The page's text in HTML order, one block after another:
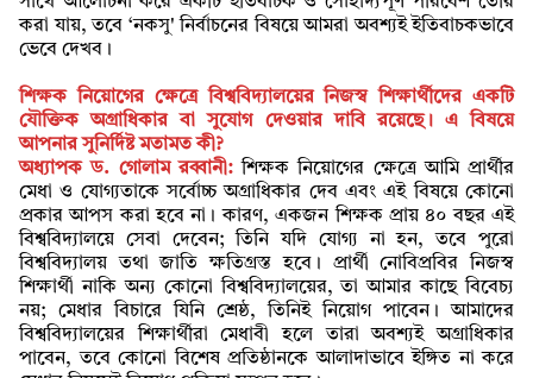
করা যায়, তবে ‘নকসু' নির্বাচনের বিষয়ে আমরা অবশ্যই ইতিবাচকভাবে
ভেবে দেখব।
শিক্ষক নিয়োগের ক্ষেত্রে বিশ্ববিদ্যালয়ের নিজস্ব শিক্ষার্থীদের একটি
যৌক্তিক অগ্রাধিকার বা সুযোগ দেওয়ার দাবি রয়েছে। এ বিষয়ে
আপনার সুনির্দিষ্ট মতামত কী?
অধ্যাপক ড. গোলাম রব্বানী:শিক্ষক নিয়োগের ক্ষেত্রে আমি প্রার্থীর
মেধা ও যোগ্যতাকে সর্বোচ্চ অগ্রাধিকার দেব এবং এই বিষয়ে কোনো
প্রকার আপস করা হবে না। কারণ, একজন শিক্ষক প্রায় ৪০ বছর এই
বিশ্ববিদ্যালয়ে সেবা দেবেন; তিনি যদি যোগ্য না হন, তবে পুরো
বিশ্ববিদ্যালয় তথা জাতি ক্ষতিগ্রস্ত হবে। প্রার্থী নোবিপ্রবির নিজস্ব
শিক্ষার্থী নাকি অন্য কোনো বিশ্ববিদ্যালয়ের, তা আমার কাছে বিবেচ্য
নয়; মেধার বিচারে যিনি শ্রেষ্ঠ, তিনিই নিয়োগ পাবেন। আমাদের
বিশ্ববিদ্যালয়ের শিক্ষার্থীরা মেধাবী হলে তারা অবশ্যই অগ্রাধিকার
পাবেন, তবে কোনো বিশেষ প্রতিষ্ঠানকে আলাদাভাবে ইঙ্গিত না করে